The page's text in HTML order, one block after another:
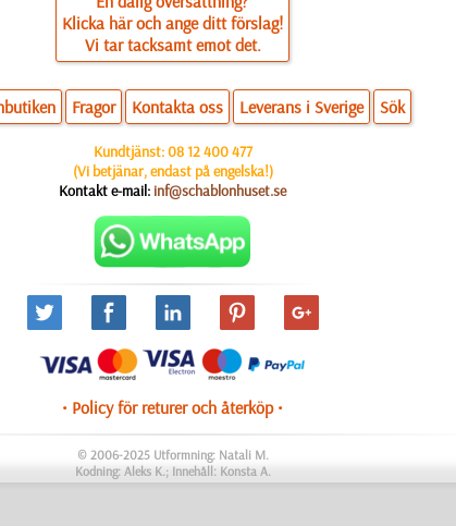
Klicka här och ange ditt förslag!
Vi tar tacksamt emot det.
Fragor Kontakta oss Leverans i Sverige Sök
Kundtjänst:08 12 400 477
(Vi betjänar, endast på engelska!)
Kontakt e-mail: inf@schablonhuset.se
• Policy för returer och återköp •
© 2006-2025 Utformning: Natali M.
Kodning: Aleks K.; Innehåll: Konsta A.